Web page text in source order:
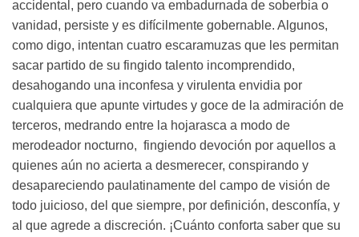
accidental, pero cuando va embadurnada de soberbia o
vanidad, persiste y es difícilmente gobernable. Algunos,
como digo, intentan cuatro escaramuzas que les permitan
sacar partido de su fingido talento incomprendido,
desahogando una inconfesa y virulenta envidia por
cualquiera que apunte virtudes y goce de la admiración de
terceros, medrando entre la hojarasca a modo de
merodeador nocturno, fingiendo devoción por aquellos a
quienes aún no acierta a desmerecer, conspirando y
desapareciendo paulatinamente del campo de visión de
todo juicioso, del que siempre, por definición, desconfía, y
al que agrede a discreción. ¡Cuánto conforta saber que su